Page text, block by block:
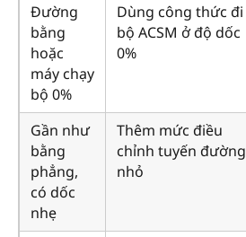
Đường
bằng
hoặc
máy chạy
bộ 0%
Dùng công thức đi
bộ ACSM ở độ dốc
0%
Gần như
bằng
phẳng,
có dốc
nhẹ
Thêm mức điều
chỉnh tuyến đường
nhỏ